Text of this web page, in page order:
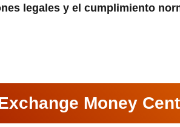
legales y el cumplimiento
Money